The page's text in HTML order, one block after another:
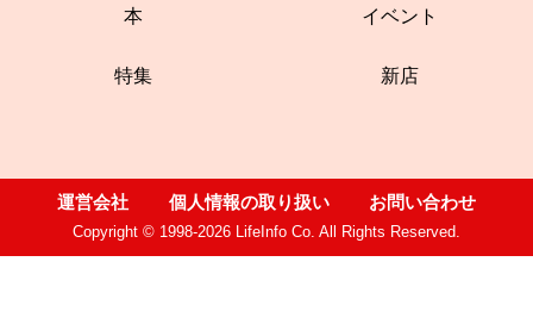
本 イベント
特集 新店
運営会社 個人情報の取り扱い お問い合わせ
Copyright © 1998-2026 LifeInfo Co. All Rights Reserved.